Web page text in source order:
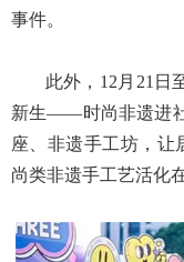
事件。
此外，12月21日至
新生——时尚非遗进
座、非遗手工坊，让
尚类非遗手工艺活化